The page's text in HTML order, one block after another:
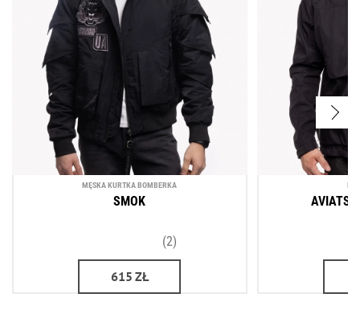
MĘSKA KURTKA BOMBERKA
SMOK
(2)
615 ZŁ